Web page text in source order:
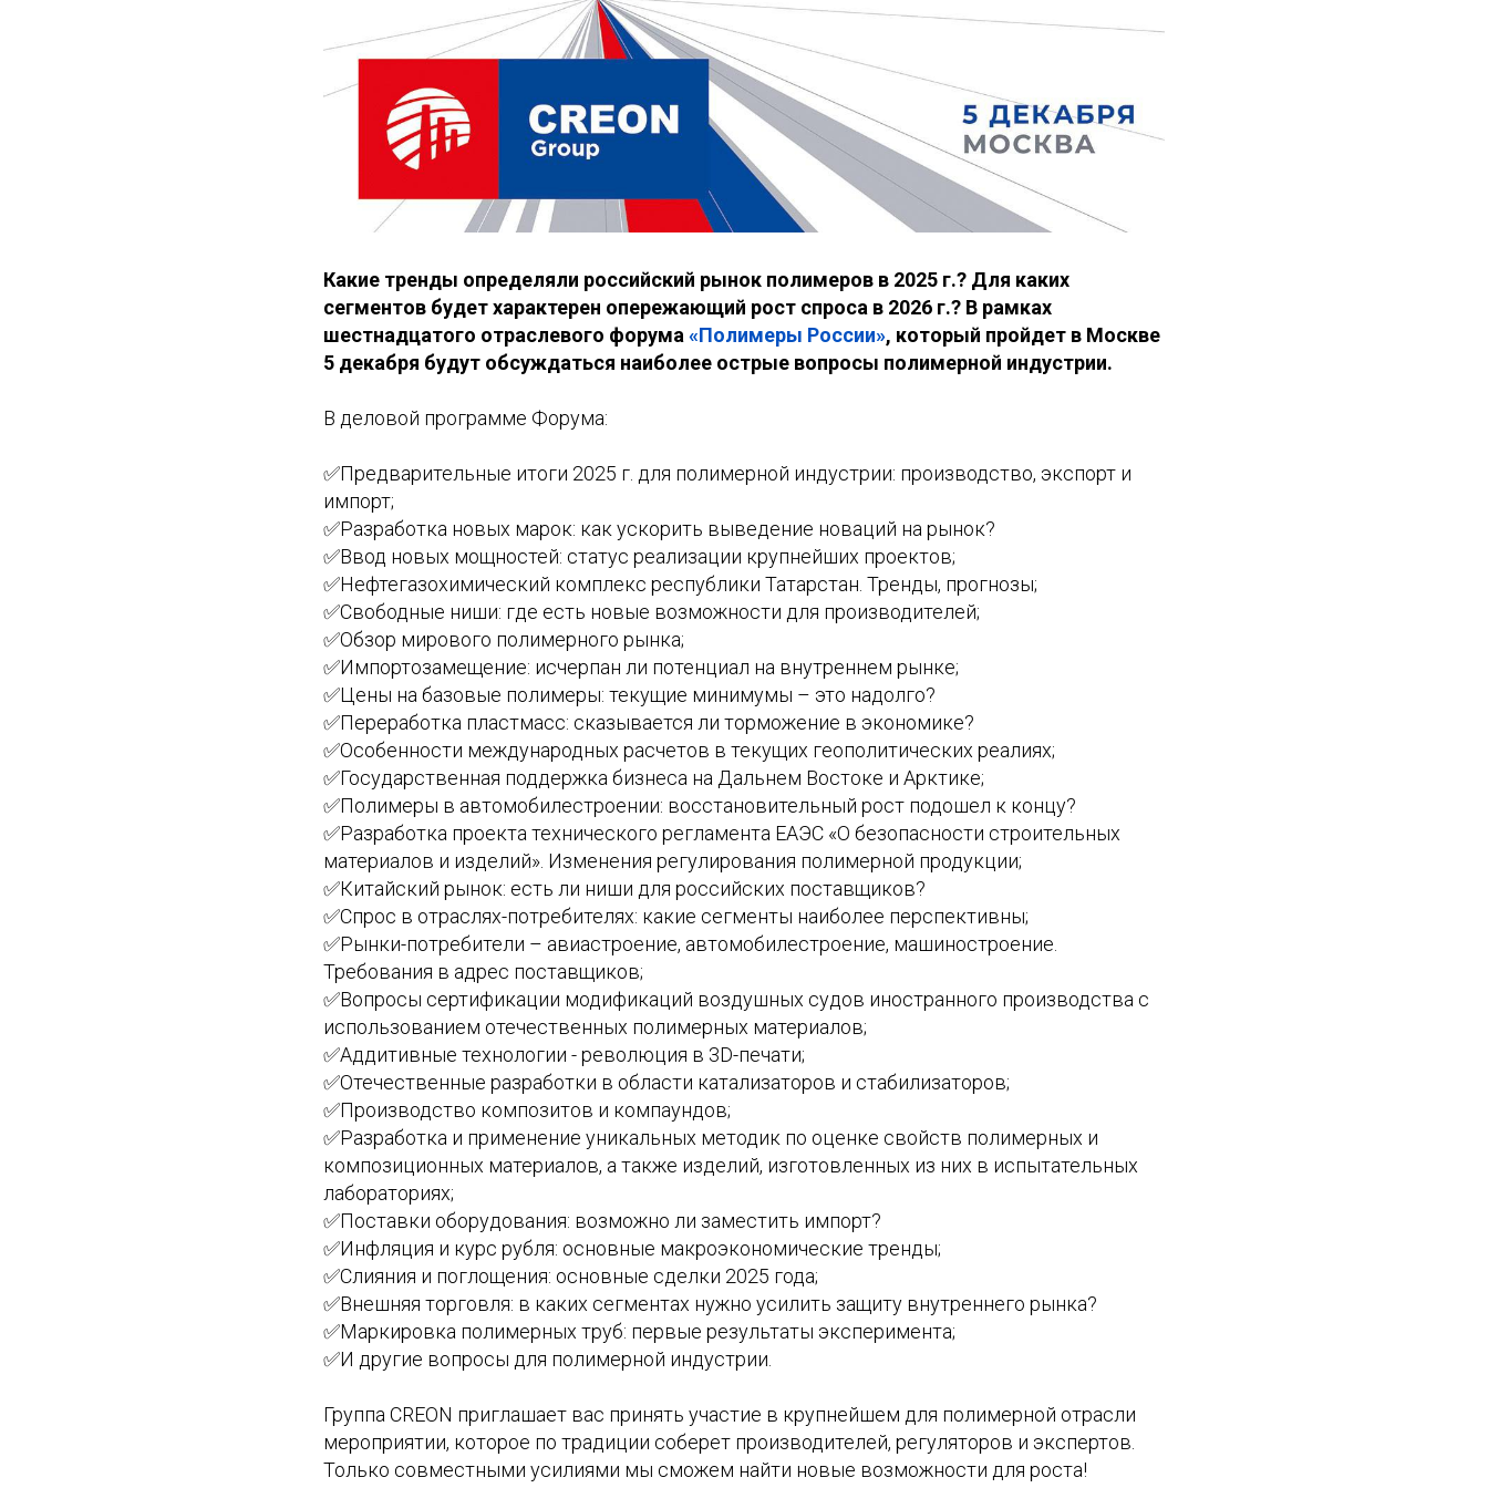
Какие тренды определяли российский рынок полимеров в 2025 г.? Для каких
сегментов будет характерен опережающий рост спроса в 2026 г.? В рамках
шестнадцатого отраслевого форума «Полимеры России», который пройдет в Москве
5 декабря будут обсуждаться наиболее острые вопросы полимерной индустрии.
В деловой программе Форума:
✅Предварительные итоги 2025 г. для полимерной индустрии: производство, экспорт и
импорт;
✅Разработка новых марок: как ускорить выведение новаций на рынок?
✅Ввод новых мощностей: статус реализации крупнейших проектов;
✅Нефтегазохимический комплекс республики Татарстан. Тренды, прогнозы;
✅Свободные ниши: где есть новые возможности для производителей;
✅Обзор мирового полимерного рынка;
✅Импортозамещение: исчерпан ли потенциал на внутреннем рынке;
✅Цены на базовые полимеры: текущие минимумы – это надолго?
✅Переработка пластмасс: сказывается ли торможение в экономике?
✅Особенности международных расчетов в текущих геополитических реалиях;
✅Государственная поддержка бизнеса на Дальнем Востоке и Арктике;
✅Полимеры в автомобилестроении: восстановительный рост подошел к концу?
✅Разработка проекта технического регламента ЕАЭС «О безопасности строительных
материалов и изделий». Изменения регулирования полимерной продукции;
✅Китайский рынок: есть ли ниши для российских поставщиков?
✅Спрос в отраслях-потребителях: какие сегменты наиболее перспективны;
✅Рынки-потребители – авиастроение, автомобилестроение, машиностроение.
Требования в адрес поставщиков;
✅Вопросы сертификации модификаций воздушных судов иностранного производства с
использованием отечественных полимерных материалов;
✅Аддитивные технологии - революция в 3D-печати;
✅Отечественные разработки в области катализаторов и стабилизаторов;
✅Производство композитов и компаундов;
✅Разработка и применение уникальных методик по оценке свойств полимерных и
композиционных материалов, а также изделий, изготовленных из них в испытательных
лабораториях;
✅Поставки оборудования: возможно ли заместить импорт?
✅Инфляция и курс рубля: основные макроэкономические тренды;
✅Слияния и поглощения: основные сделки 2025 года;
✅Внешняя торговля: в каких сегментах нужно усилить защиту внутреннего рынка?
✅Маркировка полимерных труб: первые результаты эксперимента;
✅И другие вопросы для полимерной индустрии.
Группа CREON приглашает вас принять участие в крупнейшем для полимерной отрасли
мероприятии, которое по традиции соберет производителей, регуляторов и экспертов.
Только совместными усилиями мы сможем найти новые возможности для роста!